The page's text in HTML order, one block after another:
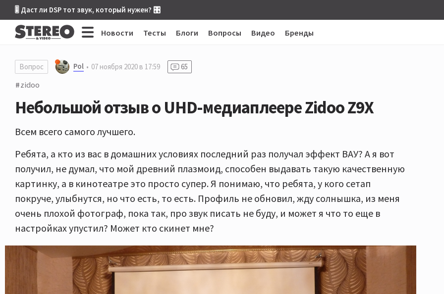
🎚 Даст ли DSP тот звук, который нужен? 🎛
Новости Тесты Блоги Вопросы Видео Бренды
Вопрос Pol 07 ноября 2020 в 17:59 65
zidoo
Небольшой отзыв о UHD-медиаплеере Zidoo Z9X
Всем всего самого лучшего.
Ребята, а кто из вас в домашних условиях последний раз получал эффект ВАУ? А я вот
получил, не думал, что мой древний плазмоид, способен выдавать такую качественную
картинку, а в кинотеатре это просто супер. Я понимаю, что ребята, у кого сетап
покруче, улыбнутся, но что есть, то есть. Профиль не обновил, жду солнышка, из меня
очень плохой фотограф, пока так, про звук писать не буду, и может я что то еще в
настройках упустил? Может кто скинет мне?